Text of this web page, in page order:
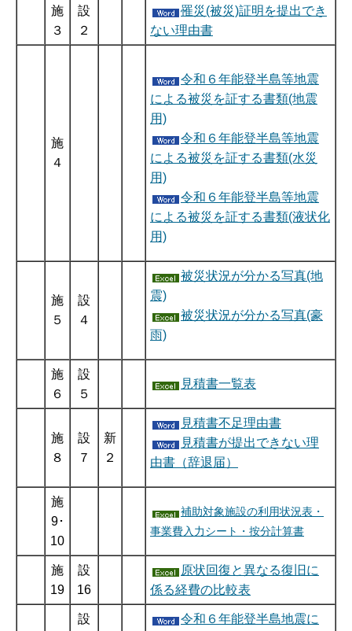
施
３
設
２
罹災(被災)証明を提出でき
ない理由書
施
４
令和６年能登半島等地震
による被災を証する書類(地震
用)
令和６年能登半島等地震
による被災を証する書類(水災
用)
令和６年能登半島等地震
による被災を証する書類(液状化
用)
施
５
設
４
被災状況が分かる写真(地
震)
被災状況が分かる写真(豪
雨)
施
６
設
５
見積書一覧表
施
８
設
７
新
２
見積書不足理由書
見積書が提出できない理
由書（辞退届）
施
9･
10
補助対象施設の利用状況表・
事業費入力シート・按分計算書
施
19
設
16
原状回復と異なる復旧に
係る経費の比較表
設
令和６年能登半島地震に